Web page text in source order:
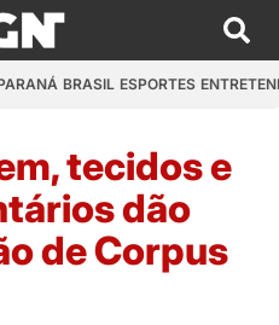
BRASIL ESPORTES
tecidos e
dão
de Corpus